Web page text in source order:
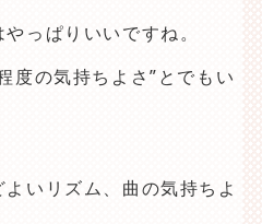
っぱりいいですね。
度の気持ちよさ”とでもい
いリズム、曲の気持ちよ